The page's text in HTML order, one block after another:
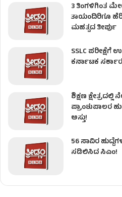
3 ತಿಂಗಳಿಗಿಂತ
ತಾಯಂದಿರಿಗೂ
ಮಹತ್ವದ ತೀರ್ಪು
SSLC
ಕರ್ನಾಟಕ
ಶಿಕ್ಷಣ
ಪ್ರಾಂಶುಪಾಲರ
ಅಸ್ತು!
56 ಸಾವಿರ
ಸಡಿಲಿಸಿದ ಸಿಎಂ!